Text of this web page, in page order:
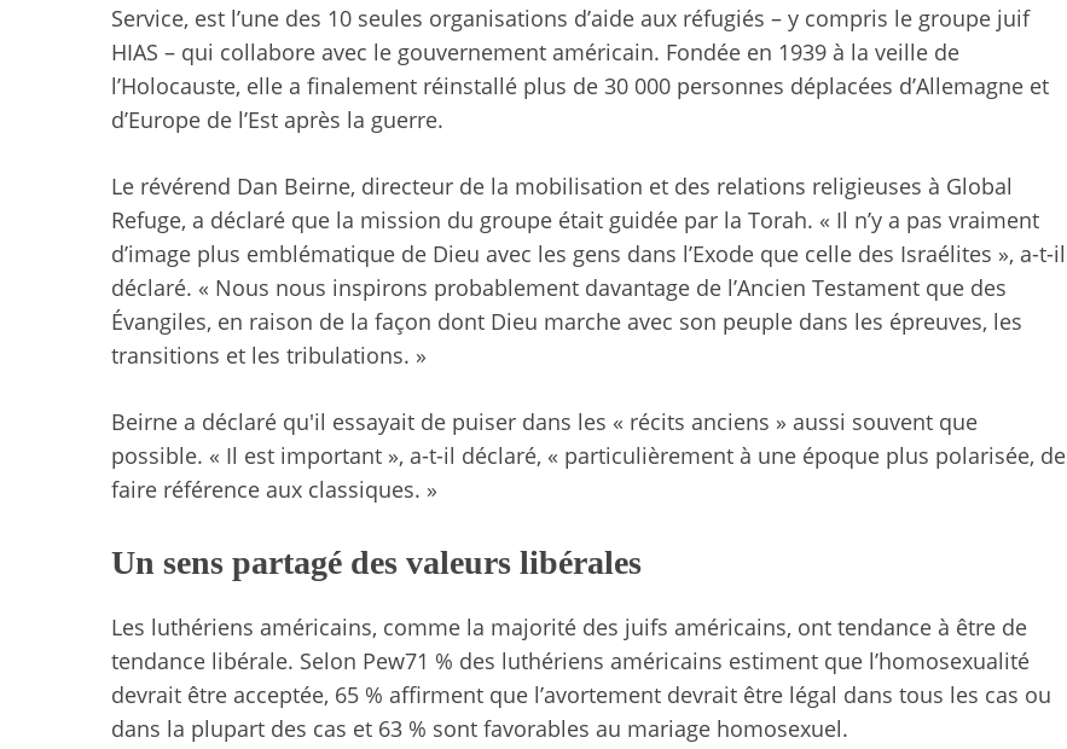
Service, est l’une des 10 seules organisations d’aide aux réfugiés – y compris le groupe juif
HIAS – qui collabore avec le gouvernement américain. Fondée en 1939 à la veille de
l’Holocauste, elle a finalement réinstallé plus de 30 000 personnes déplacées d’Allemagne et
d’Europe de l’Est après la guerre.
Le révérend Dan Beirne, directeur de la mobilisation et des relations religieuses à Global
Refuge, a déclaré que la mission du groupe était guidée par la Torah. « Il n’y a pas vraiment
d’image plus emblématique de Dieu avec les gens dans l’Exode que celle des Israélites », a-t-il
déclaré. « Nous nous inspirons probablement davantage de l’Ancien Testament que des
Évangiles, en raison de la façon dont Dieu marche avec son peuple dans les épreuves, les
transitions et les tribulations. »
Beirne a déclaré qu'il essayait de puiser dans les « récits anciens » aussi souvent que
possible. « Il est important », a-t-il déclaré, « particulièrement à une époque plus polarisée, de
faire référence aux classiques. »
Un sens partagé des valeurs libérales
Les luthériens américains, comme la majorité des juifs américains, ont tendance à être de
tendance libérale. Selon Pew71 % des luthériens américains estiment que l’homosexualité
devrait être acceptée, 65 % affirment que l’avortement devrait être légal dans tous les cas ou
dans la plupart des cas et 63 % sont favorables au mariage homosexuel.